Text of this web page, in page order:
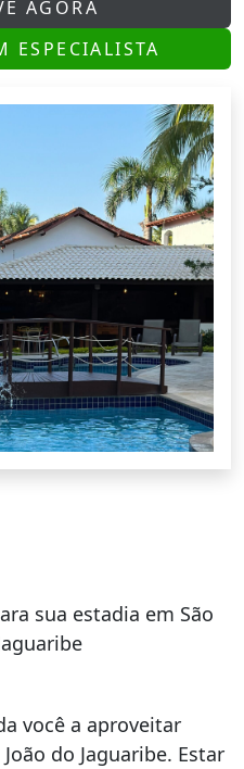
AGORA
ESPECIALISTA
sua estadia em São
você a aproveitar
do Jaguaribe. Estar